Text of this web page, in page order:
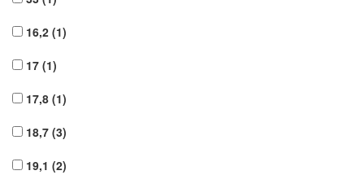
16,2 (1)
17 (1)
17,8 (1)
18,7 (3)
19,1 (2)